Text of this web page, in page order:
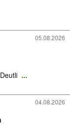
05.08.2026
...
04.08.2026